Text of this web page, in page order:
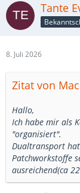
Tante
8. Juli 2026
Zitat von
Hallo,
Ich habe mir als
"organisiert".
Dualtransport
Patchworkstoffe
ausreichend(ca